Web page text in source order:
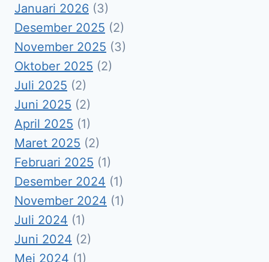
Januari 2026 (3)
Desember 2025 (2)
November 2025 (3)
Oktober 2025 (2)
Juli 2025 (2)
Juni 2025 (2)
April 2025 (1)
Maret 2025 (2)
Februari 2025 (1)
Desember 2024 (1)
November 2024 (1)
Juli 2024 (1)
Juni 2024 (2)
Mei 2024 (1)